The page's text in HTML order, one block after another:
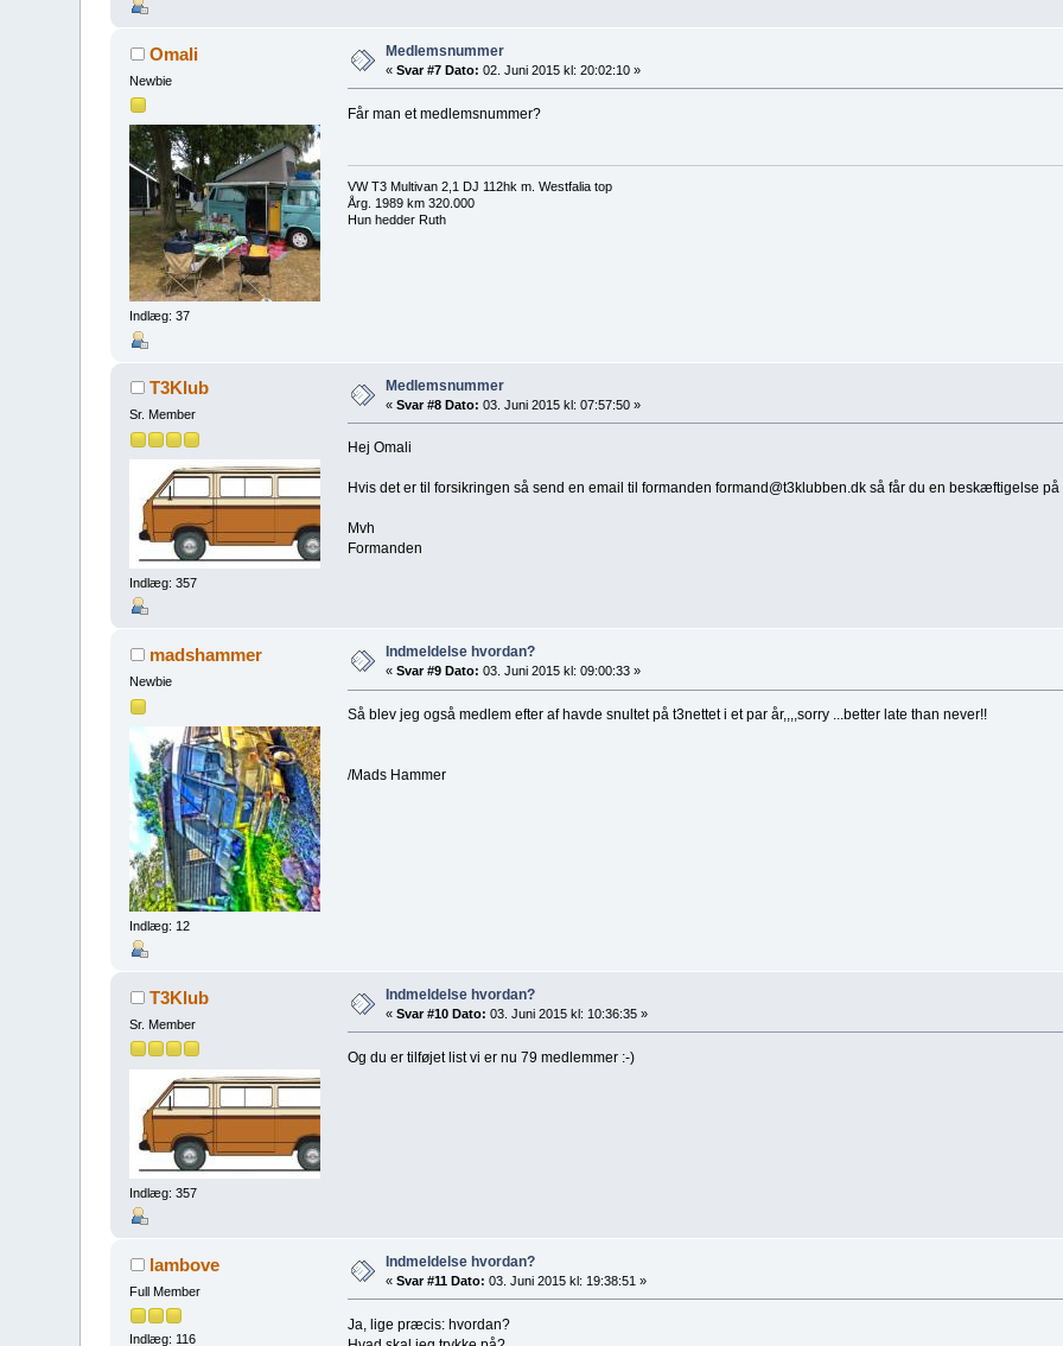
Omali
Newbie
Indlæg: 37
Medlemsnummer
«Svar #7 Dato: 02. Juni 2015 kl: 20:02:10 »
Får man et medlemsnummer?
VW T3 Multivan 2,1 DJ 112hk m. Westfalia top
Årg. 1989 km 320.000
Hun hedder Ruth
T3Klub
Sr. Member
Indlæg: 357
Medlemsnummer
«Svar #8 Dato: 03. Juni 2015 kl: 07:57:50 »
Hej Omali
Hvis det er til forsikringen så send en email til formanden formand@t3klubben.dk så får du en beskæftigelse
Mvh
Formanden
madshammer
Newbie
Indlæg: 12
Indmeldelse hvordan?
«Svar #9 Dato: 03. Juni 2015 kl: 09:00:33 »
Så blev jeg også medlem efter af havde snultet på t3nettet i et par år,,,,sorry ...better late than never!!
/Mads Hammer
T3Klub
Sr. Member
Indlæg: 357
Indmeldelse hvordan?
«Svar #10 Dato: 03. Juni 2015 kl: 10:36:35 »
Og du er tilføjet list vi er nu 79 medlemmer :-)
lambove
Full Member
Indlæg: 116
Indmeldelse hvordan?
«Svar #11 Dato: 03. Juni 2015 kl: 19:38:51 »
Ja, lige præcis: hvordan?